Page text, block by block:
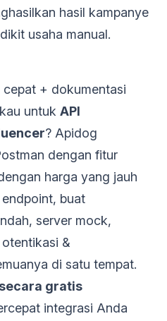
hasil kampanye
usaha manual.
cepat + dokumentasi
untukAPI
? Apidog
dengan fitur
harga yang jauh
buat
server mock,
&
di satu tempat.
gratis
integrasi Anda